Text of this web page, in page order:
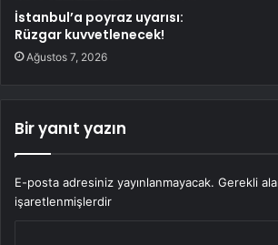
İstanbul’a poyraz uyarısı:
Rüzgar kuvvetlenecek!
Ağustos 7, 2026
Bir yanıt yazın
E-posta adresiniz yayınlanmayacak. Gerekli
işaretlenmişlerdir